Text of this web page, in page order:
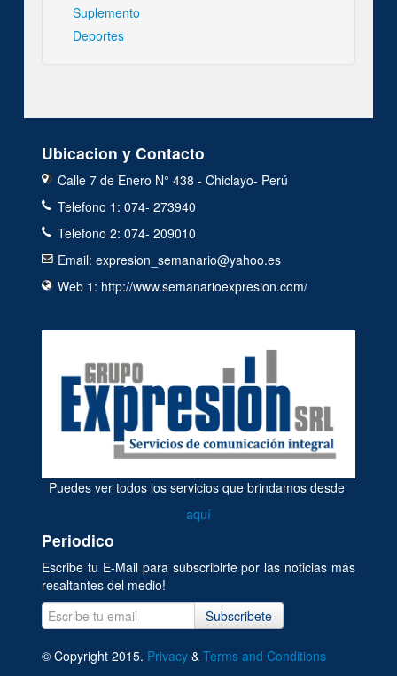
Suplemento
Deportes
Ubicacion y Contacto
Calle 7 de Enero N° 438 - Chiclayo- Perú
Telefono 1: 074- 273940
Telefono 2: 074- 209010
Email: expresion_semanario@yahoo.es
Web 1: http://www.semanarioexpresion.com/
Puedes ver todos los servicios que brindamos desde
aquí
Periodico
Escribe tu E-Mail para subscribirte por las noticias más
resaltantes del medio!
Subscribete
© Copyright 2015. Privacy& Terms and Conditions